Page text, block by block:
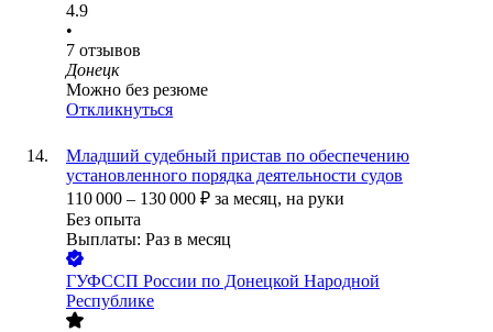
4.9
•
7 отзывов
Донецк
Можно без резюме
Откликнуться
Младший судебный пристав по обеспечению
установленного порядка деятельности судов
110 000 – 130 000 ₽ за месяц, на руки
Без опыта
Выплаты: Раз в месяц
ГУФССП России по Донецкой Народной
Республике